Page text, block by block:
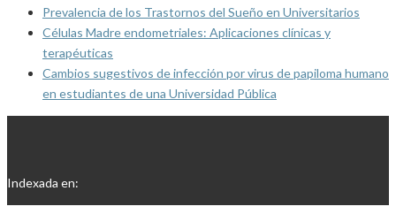
Prevalencia de los Trastornos del Sueño en Universitarios
Células Madre endometriales: Aplicaciones clínicas y
terapéuticas
Cambios sugestivos de infección por virus de papiloma humano
en estudiantes de una Universidad Pública
Indexada en: